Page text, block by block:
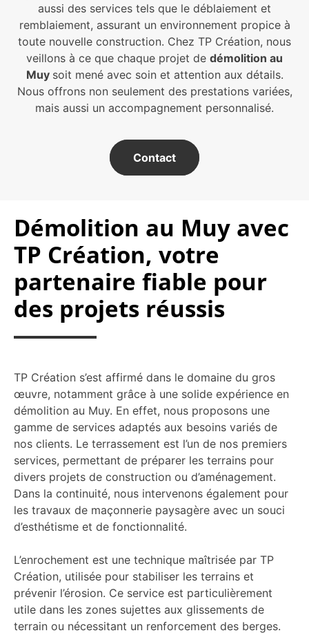
aussi des services tels que le déblaiement et
remblaiement, assurant un environnement propice à
toute nouvelle construction. Chez TP Création, nous
veillons à ce que chaque projet de démolition au
Muy soit mené avec soin et attention aux détails.
Nous offrons non seulement des prestations variées,
mais aussi un accompagnement personnalisé.
Contact
Démolition au Muy avec
TP Création, votre
partenaire fiable pour
des projets réussis
TP Création s’est affirmé dans le domaine du gros
œuvre, notamment grâce à une solide expérience en
démolition au Muy. En effet, nous proposons une
gamme de services adaptés aux besoins variés de
nos clients. Le terrassement est l’un de nos premiers
services, permettant de préparer les terrains pour
divers projets de construction ou d’aménagement.
Dans la continuité, nous intervenons également pour
les travaux de maçonnerie paysagère avec un souci
d’esthétisme et de fonctionnalité.
L’enrochement est une technique maîtrisée par TP
Création, utilisée pour stabiliser les terrains et
prévenir l’érosion. Ce service est particulièrement
utile dans les zones sujettes aux glissements de
terrain ou nécessitant un renforcement des berges.